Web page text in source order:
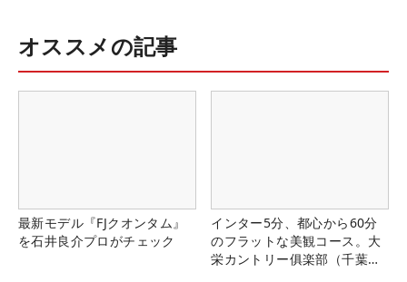
オススメの記事
最新モデル『FJクオンタム』
を石井良介プロがチェック
インター5分、都心から60分
のフラットな美観コース。大
栄カントリー俱楽部（千葉